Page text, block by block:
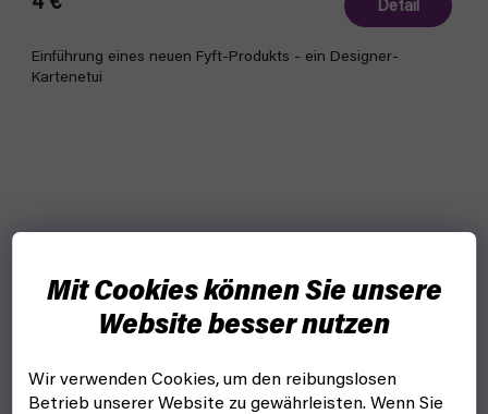
Mit Cookies können Sie unsere
Website besser nutzen
Wir verwenden Cookies, um den reibungslosen
Betrieb unserer Website zu gewährleisten. Wenn Sie
Detail
Einführung eines neuen Fyft-Produkts - ein Designer-
Kartenetui